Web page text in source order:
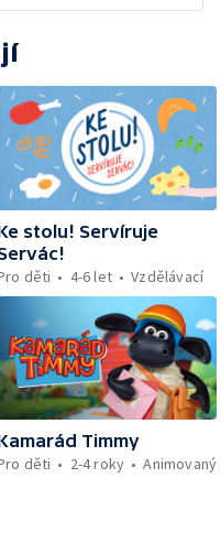
stolu! Servíruje
děti
4-6 let Vzdělávací
Timmy
děti
2-4 roky Animovaný